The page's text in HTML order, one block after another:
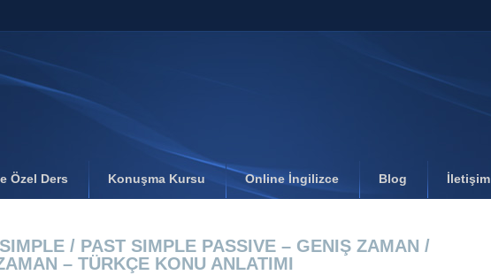
Özel Ders Konuşma Kursu Online İngilizce Blog İletişim
/ PAST SIMPLE PASSIVE – GENIŞ ZAMAN /
– TÜRKÇE KONU ANLATIMI